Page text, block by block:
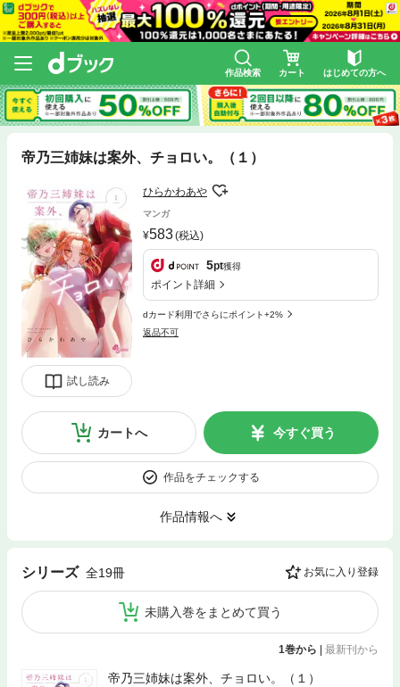
作品検索 カート はじめての方へ
帝乃三姉妹は案外、チョロい。（１）
試し読み
ひらかわあや
マンガ
583(税込)
5pt獲得
ポイント詳細
dカード利用でさらにポイント+2%
返品不可
カートへ 今すぐ買う
作品をチェックする
作品情報へ
シリーズ 全19冊 お気に入り登録
未購入巻をまとめて買う
1巻から 最新刊から
帝乃三姉妹は案外、チョロい。（１）